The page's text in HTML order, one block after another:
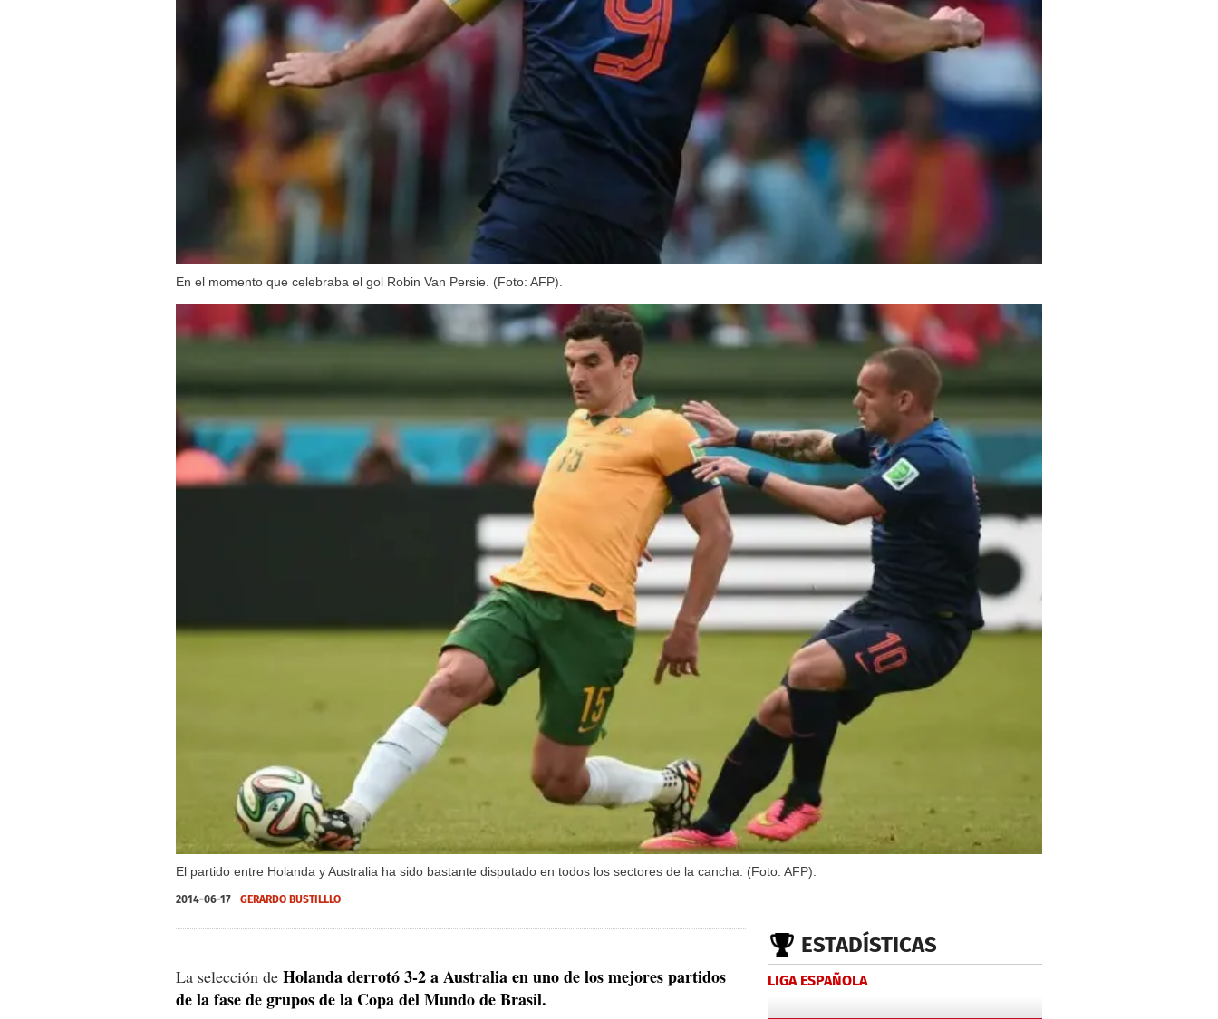
En el momento que celebraba el gol Robin Van Persie. (Foto: AFP).
El partido entre Holanda y Australia ha sido bastante disputado en todos los sectores de la cancha. (Foto: AFP).
2014-06-17 GERARDO BUSTILLLO
La selección de Holanda derrotó 3-2 a Australia en uno de los mejores partidos
de la fase de grupos de la Copa del Mundo de Brasil.
ESTADÍSTICAS
LIGA ESPAÑOLA